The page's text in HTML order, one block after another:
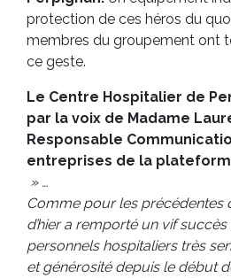
protection de ces héros du
membres du groupement ont
ce geste.
Le Centre Hospitalier de
par la voix de Madame
Responsable
entreprises de la
» …
Comme pour les précédentes
d’hier a remporté un vif
personnels hospitaliers très
et générosité depuis le début